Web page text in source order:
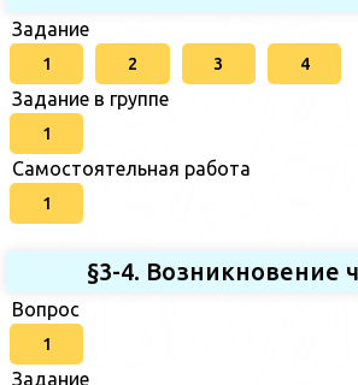
Задание
1 2 3 4
Задание в группе
1
Самостоятельная работа
1
§3-4. Возникновение
Вопрос
1
Задание